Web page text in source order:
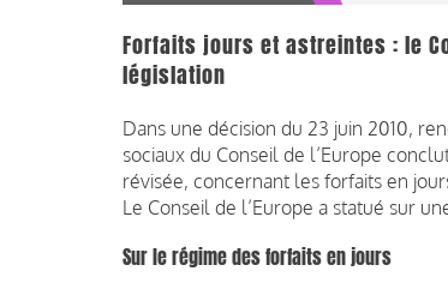
Forfaits jours et astreintes : le
législation
Dans une décision du 23 juin 2010,
sociaux du Conseil de l’Europe
révisée, concernant les forfaits en
Le Conseil de l’Europe a statué sur
Sur le régime des forfaits en jours